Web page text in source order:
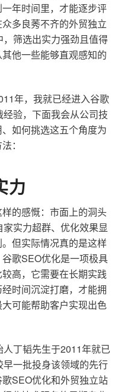
年时间里，才能逐步评
多良莠不齐的外贸独立
筛选出实力强劲且值得
他一些能够直观感知的
年，我就已经进入谷歌
验，下面我会从公司技
如何挑选这五个角度为
：
力
的感慨：市面上的洞头
实力超群、优化效果显
但实际情况真的是这样
歌SEO优化是一项极具
高，它需要在长期实践
时间沉淀打磨，才能拥
可能帮助客户实现出色
丁韬先生于2011年就已
一批投身该领域的先行
SEO优化和外贸独立站